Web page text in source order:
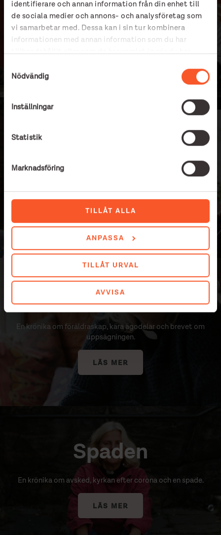
identifierare och annan information från din enhet till
de sociala medier och annons- och analysföretag som
vi samarbetar med. Dessa kan i sin tur kombinera
informationen med annan information som du har
Nödvändig
Inställningar
Statistik
Marknadsföring
TILLÅT ALLA
ANPASSA
TILLÅT URVAL
AVVISA
En krönika av Eva Erlandsson, om möten när något helt sant
och ärligt är det enda möjliga.
En krönika om hur man ordnar en begravning för någon som
LÄS MER
"Visst är han fin!"
En krönika om föräldraskap, kära ägodelar och brevet om
uppsägningen.
LÄS MER
Spaden
En krönika om avsked, kyrkan efter corona och en spade.
LÄS MER